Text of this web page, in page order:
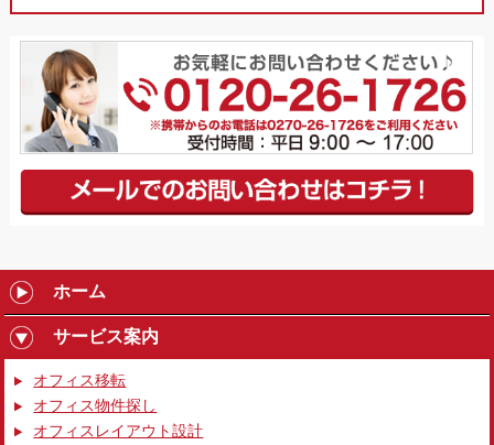
ホーム
サービス案内
オフィス移転
オフィス物件探し
オフィスレイアウト設計